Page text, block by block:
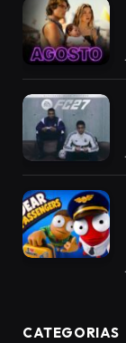
CATEGORIAS